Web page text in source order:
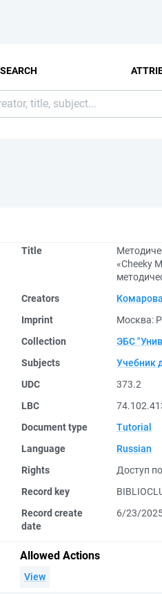
Title
«Cheeky
Creators
Imprint
Москва:
Collection
ЭБС
Subjects
Учебник
UDC
373.2
LBC
Document type
Tutorial
Language
Russian
Rights
Доступ
Record key
Record create
date
6/23/
Allowed Actions
View